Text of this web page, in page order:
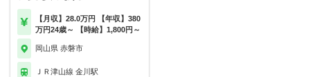
【月収】28.0万円 【年収】380
万円24歳～ 【時給】1,800円～
岡山県 赤磐市
ＪＲ津山線 金川駅